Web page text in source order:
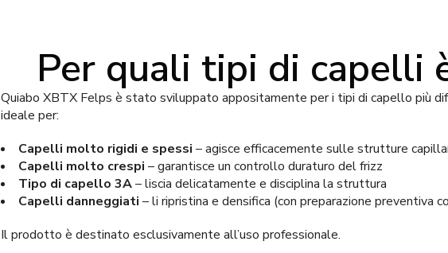
Per quali tipi di capelli
Quiabo XBTX Felps è stato sviluppato appositamente per i tipi di capello più
ideale per:
Capelli molto rigidi e spessi – agisce efficacemente sulle strutture
Capelli molto crespi – garantisce un controllo duraturo del frizz
Tipo di capello 3A– liscia delicatamente e disciplina la struttura
Capelli danneggiati – li ripristina e densifica (con preparazione preventiva
Il prodotto è destinato esclusivamente all’uso professionale.